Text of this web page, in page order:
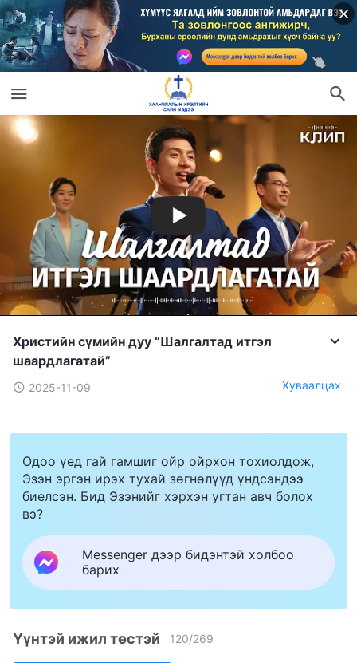
Христийн сүмийн дуу “Шалгалтад итгэл
шаардлагатай”
2025-11-09 Хуваалцах
Одоо үед гай гамшиг ойр ойрхон тохиолдож,
Эзэн эргэн ирэх тухай зөгнөлүүд үндсэндээ
биелсэн. Бид Эзэнийг хэрхэн угтан авч болох
вэ?
Messenger дээр бидэнтэй холбоо
барих
Үүнтэй ижил төстэй 120/269